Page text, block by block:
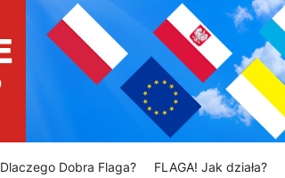
Dlaczego Dobra Flaga? FLAGA! Jak działa?